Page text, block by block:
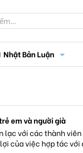
Nhật Bản Luận
em và người già
lạc với các thành
của việc hợp tác với